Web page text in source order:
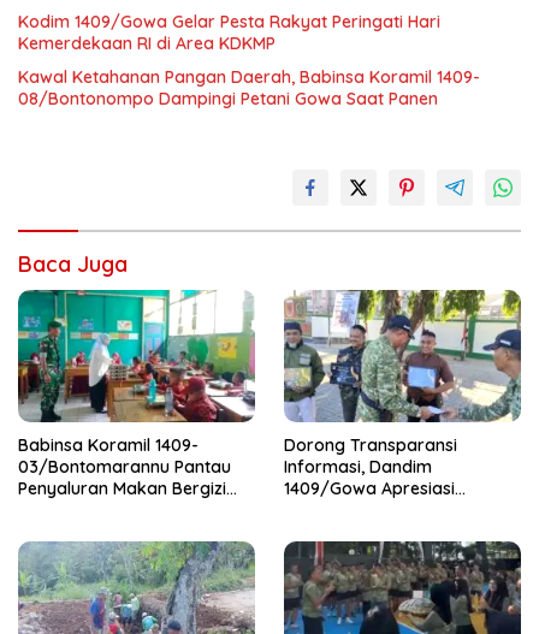
Kodim 1409/Gowa Gelar Pesta Rakyat Peringati Hari
Kemerdekaan RI di Area KDKMP
Kawal Ketahanan Pangan Daerah, Babinsa Koramil 1409-
08/Bontonompo Dampingi Petani Gowa Saat Panen
Baca Juga
Babinsa Koramil 1409-
03/Bontomarannu Pantau
Penyaluran Makan Bergizi
Dorong Transparansi
Informasi, Dandim
1409/Gowa Apresiasi